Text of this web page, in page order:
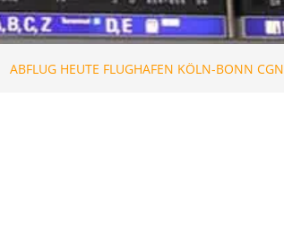
ABFLUG HEUTE FLUGHAFEN KÖLN-BONN CGN